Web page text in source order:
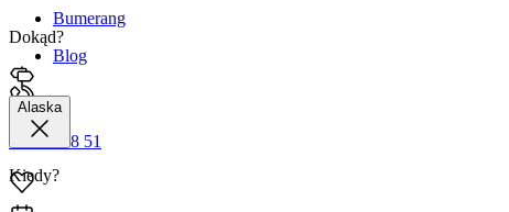
Bumerang
Blog
42 680 38 51
Dokąd?
Alaska
Kiedy?